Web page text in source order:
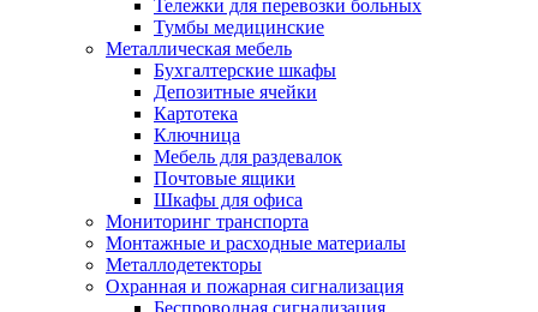
Тележки для перевозки больных
Тумбы медицинские
Металлическая мебель
Бухгалтерские шкафы
Депозитные ячейки
Картотека
Ключница
Мебель для раздевалок
Почтовые ящики
Шкафы для офиса
Мониторинг транспорта
Монтажные и расходные материалы
Металлодетекторы
Охранная и пожарная сигнализация